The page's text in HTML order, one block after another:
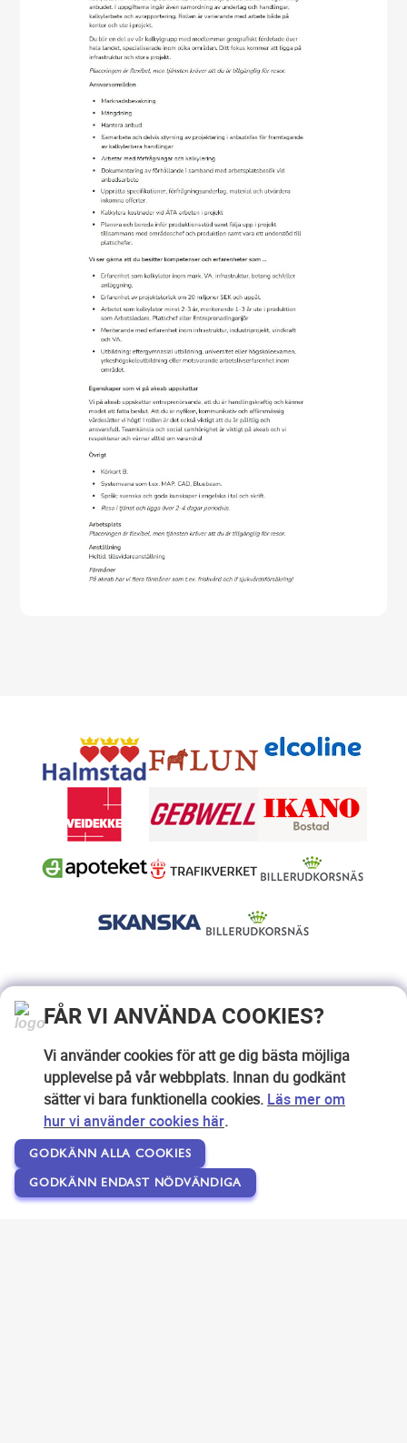
FÅR VI ANVÄNDA COOKIES?
Vi använder cookies för att ge dig bästa möjliga
upplevelse på vår webbplats. Innan du godkänt
sätter vi bara funktionella cookies. Läs mer om
hur vi använder cookies här.
GODKÄNN ALLA COOKIES
GODKÄNN ENDAST NÖDVÄNDIGA